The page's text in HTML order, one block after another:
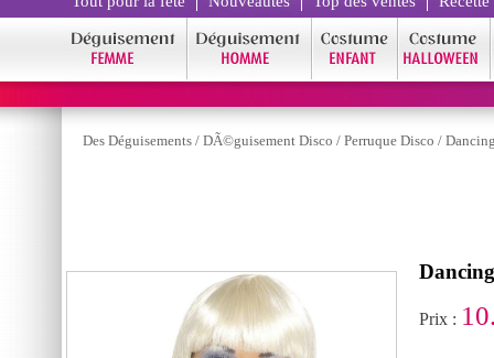
Des Déguisements / DÃ©guisement Disco / Perruque Disco /
Prix :